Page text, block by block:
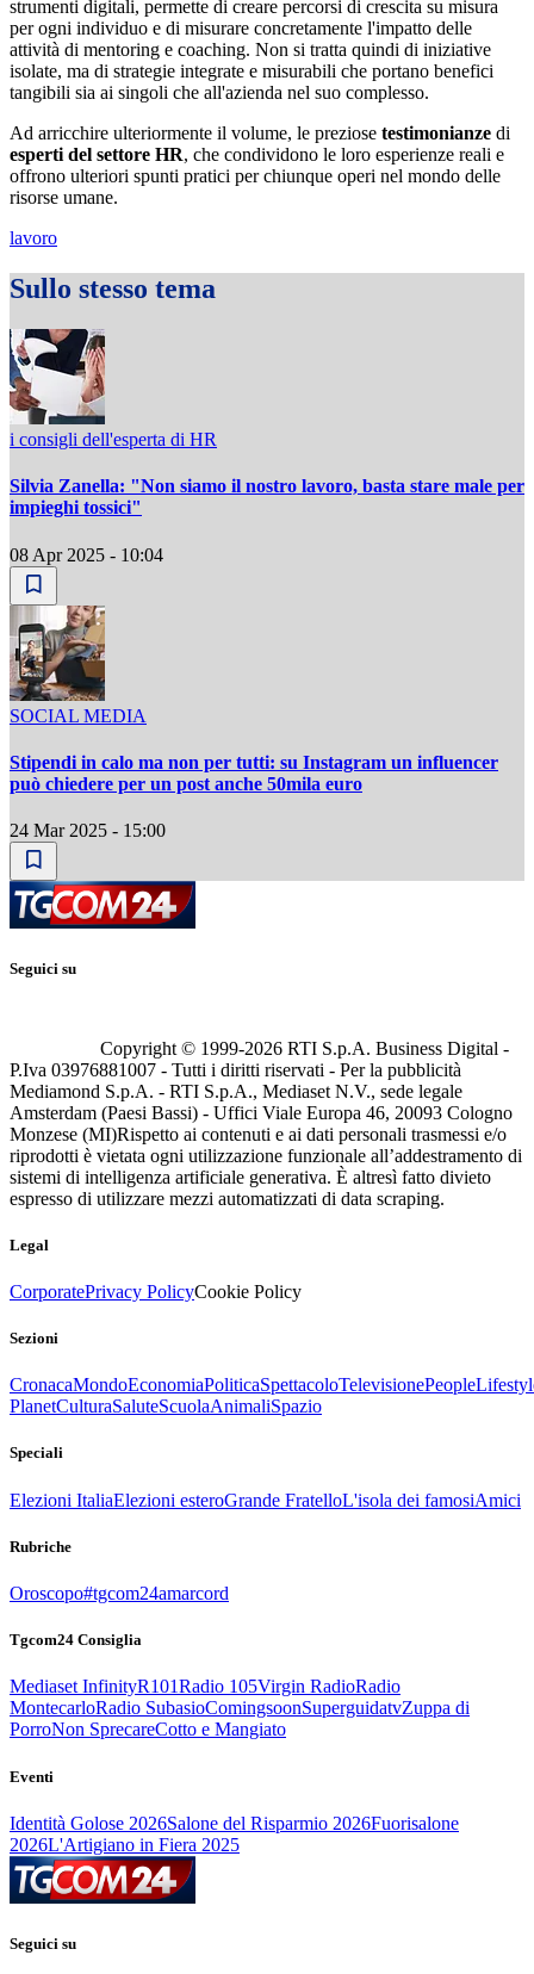
strumenti digitali, permette di creare percorsi di crescita su misura
per ogni individuo e di misurare concretamente l'impatto delle
attività di mentoring e coaching. Non si tratta quindi di iniziative
isolate, ma di strategie integrate e misurabili che portano benefici
tangibili sia ai singoli che all'azienda nel suo complesso.
Ad arricchire ulteriormente il volume, le preziose testimonianze di
esperti del settore HR, che condividono le loro esperienze reali e
offrono ulteriori spunti pratici per chiunque operi nel mondo delle
risorse umane.
lavoro
Sullo stesso tema
i consigli dell'esperta di HR
Silvia Zanella: "Non siamo il nostro lavoro, basta stare male per
impieghi tossici"
08 Apr 2025 - 10:04
SOCIAL MEDIA
Stipendi in calo ma non per tutti: su Instagram un influencer
può chiedere per un post anche 50mila euro
24 Mar 2025 - 15:00
Seguici su
Copyright © 1999-2026 RTI S.p.A. Business Digital -
P.Iva 03976881007 - Tutti i diritti riservati - Per la pubblicità
Mediamond S.p.A. - RTI S.p.A., Mediaset N.V., sede legale
Amsterdam (Paesi Bassi) - Uffici Viale Europa 46, 20093 Cologno
Monzese (MI)Rispetto ai contenuti e ai dati personali trasmessi e/o
riprodotti è vietata ogni utilizzazione funzionale all’addestramento di
sistemi di intelligenza artificiale generativa. È altresì fatto divieto
espresso di utilizzare mezzi automatizzati di data scraping.
Legal
CorporatePrivacy PolicyCookie Policy
Sezioni
CronacaMondoEconomiaPoliticaSpettacoloTelevisionePeople
PlanetCulturaSaluteScuolaAnimaliSpazio
Speciali
Elezioni ItaliaElezioni esteroGrande FratelloL'isola dei famosiAmici
Rubriche
Oroscopo#tgcom24amarcord
Tgcom24 Consiglia
Mediaset InfinityR101Radio 105Virgin RadioRadio
MontecarloRadio SubasioComingsoonSuperguidatvZuppa di
PorroNon SprecareCotto e Mangiato
Eventi
Identità Golose 2026Salone del Risparmio 2026Fuorisalone
2026L'Artigiano in Fiera 2025
Seguici su